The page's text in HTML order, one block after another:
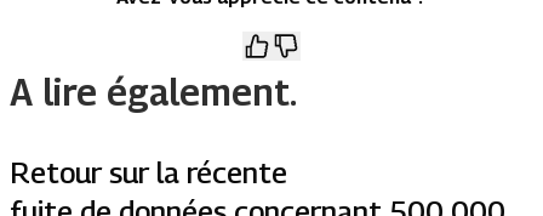
A lire également.
Retour sur la récente